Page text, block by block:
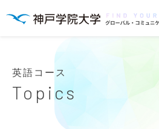
Topics
英語コース